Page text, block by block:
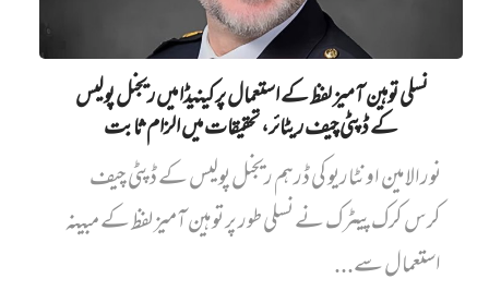
نسلی توہین آمیز لفظ کے استعمال پر کینیڈا میں ریجنل پولیس
کے ڈپٹی چیف ریٹائر، تحقیقات میں الزام ثابت
نورالامین اونٹاریو کی ڈرہم ریجنل پولیس کے ڈپٹی چیف
کرس کرک پیٹرک نے نسلی طور پر توہین آمیز لفظ کے مبینہ
استعمال سے...